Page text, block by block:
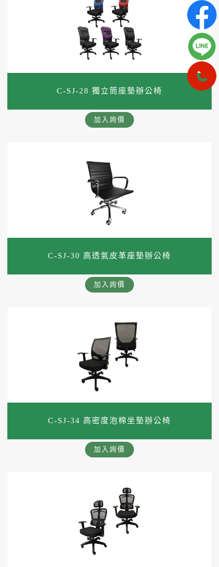
C-SJ-28 獨立筒座墊辦公椅
加入詢價
C-SJ-30 高透氣皮革座墊辦公椅
加入詢價
C-SJ-34 高密度泡棉坐墊辦公椅
加入詢價